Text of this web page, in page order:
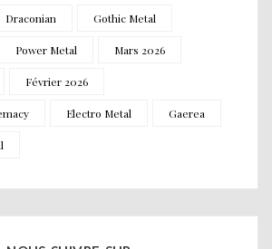
Draconian Gothic Metal
Power Metal Mars 2026
Février 2026
Electro Metal Gaerea